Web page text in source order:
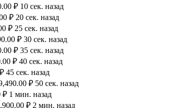
₽ 10 сек. назад
₽ 20 сек. назад
₽ 25 сек. назад
₽ 30 сек. назад
₽ 35 сек. назад
₽ 40 сек. назад
45 сек. назад
₽ 50 сек. назад
1 мин. назад
₽ 2 мин. назад